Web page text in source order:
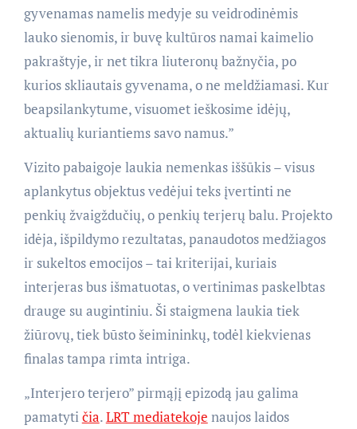
gyvenamas namelis medyje su veidrodinėmis
lauko sienomis, ir buvę kultūros namai kaimelio
pakraštyje, ir net tikra liuteronų bažnyčia, po
kurios skliautais gyvenama, o ne meldžiamasi. Kur
beapsilankytume, visuomet ieškosime idėjų,
aktualių kuriantiems savo namus.”
Vizito pabaigoje laukia nemenkas iššūkis – visus
aplankytus objektus vedėjui teks įvertinti ne
penkių žvaigždučių, o penkių terjerų balu. Projekto
idėja, išpildymo rezultatas, panaudotos medžiagos
ir sukeltos emocijos – tai kriterijai, kuriais
interjeras bus išmatuotas, o vertinimas paskelbtas
drauge su augintiniu. Ši staigmena laukia tiek
žiūrovų, tiek būsto šeimininkų, todėl kiekvienas
finalas tampa rimta intriga.
„Interjero terjero” pirmąjį epizodą jau galima
pamatytičia.LRT mediatekoje naujos laidos